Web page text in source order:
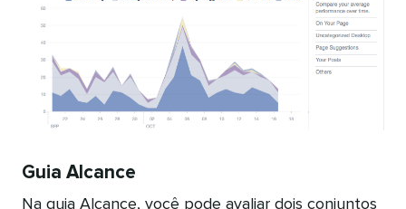
Guia Alcance
Na guia Alcance, você pode avaliar dois conjuntos